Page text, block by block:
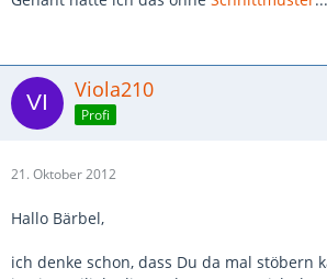
Viola210
Profi
21. Oktober 2012
Hallo Bärbel,
ich denke schon, dass Du da mal stöbern